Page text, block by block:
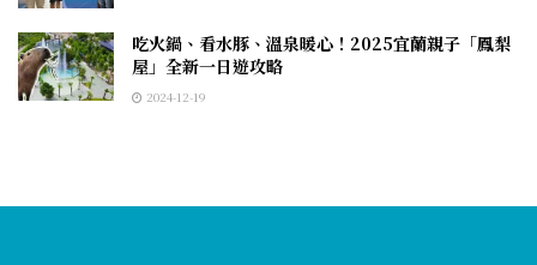
吃火鍋、看水豚、溫泉暖心！2025宜蘭親子「鳳梨
屋」全新一日遊攻略
2024-12-19